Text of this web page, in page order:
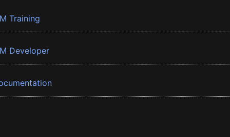
Training
Developer